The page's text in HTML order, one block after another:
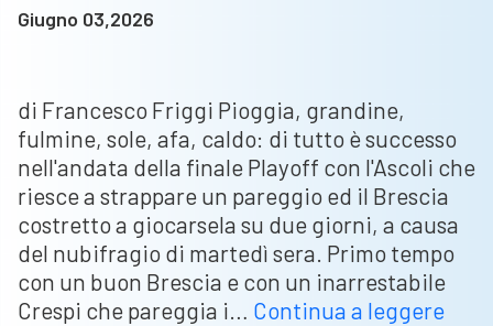
Giugno 03,2026
di Francesco Friggi Pioggia, grandine,
fulmine, sole, afa, caldo: di tutto è successo
nell'andata della finale Playoff con l'Ascoli che
riesce a strappare un pareggio ed il Brescia
costretto a giocarsela su due giorni, a causa
del nubifragio di martedì sera. Primo tempo
con un buon Brescia e con un inarrestabile
Crespi che pareggia i… Continua a leggere